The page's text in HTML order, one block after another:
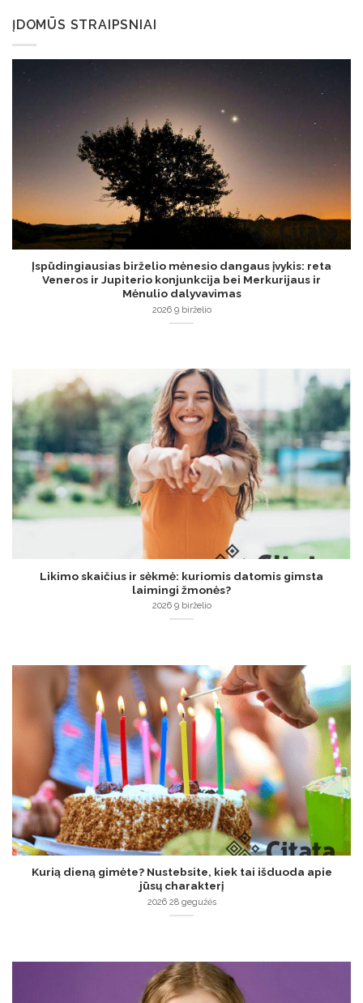
ĮDOMŪS STRAIPSNIAI
Įspūdingiausias birželio mėnesio dangaus įvykis: reta
Veneros ir Jupiterio konjunkcija bei Merkurijaus ir
Mėnulio dalyvavimas
2026 9 birželio
Likimo skaičius ir sėkmė: kuriomis datomis gimsta
laimingi žmonės?
2026 9 birželio
Kurią dieną gimėte? Nustebsite, kiek tai išduoda apie
jūsų charakterį
2026 28 gegužės